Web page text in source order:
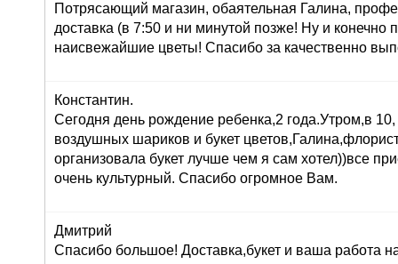
Потрясающий магазин, обаятельная Галина,
доставка (в 7:50 и ни минутой позже! Ну и конечно
наисвежайшие цветы! Спасибо за качественно
Константин.
Сегодня день рождение ребенка,2 года.Утром,в 10,
воздушных шариков и букет
организовала букет лучше чем я сам хотел))все
очень культурный. Спасибо огромное Вам.
Дмитрий
Спасибо большое! Доставка,букет и ваша работа